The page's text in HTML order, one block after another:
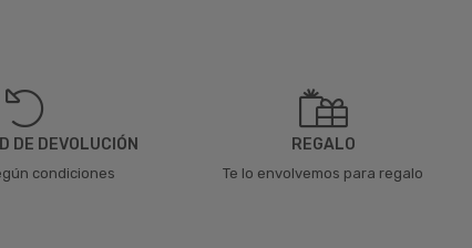
DE DEVOLUCIÓN
condiciones
REGALO
Te lo envolvemos para regalo